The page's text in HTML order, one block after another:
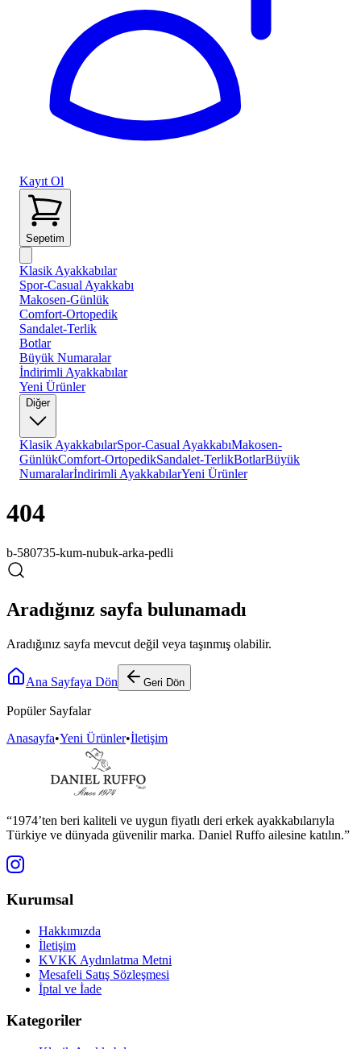
Kayıt Ol
Sepetim
Klasik Ayakkabılar
Spor-Casual Ayakkabı
Makosen-Günlük
Comfort-Ortopedik
Sandalet-Terlik
Botlar
Büyük Numaralar
İndirimli Ayakkabılar
Yeni Ürünler
Diğer
Klasik AyakkabılarSpor-Casual AyakkabıMakosen-
GünlükComfort-OrtopedikSandalet-TerlikBotlarBüyük
Numaralarİndirimli AyakkabılarYeni Ürünler
404
b-580735-kum-nubuk-arka-pedli
Aradığınız sayfa bulunamadı
Aradığınız sayfa mevcut değil veya taşınmış olabilir.
Ana Sayfaya Dön Geri Dön
Popüler Sayfalar
Anasayfa•Yeni Ürünler•İletişim
“1974’ten beri kaliteli ve uygun fiyatlı deri erkek ayakkabılarıyla
Türkiye ve dünyada güvenilir marka. Daniel Ruffo ailesine katılın.”
Kurumsal
Hakkımızda
İletişim
KVKK Aydınlatma Metni
Mesafeli Satış Sözleşmesi
İptal ve İade
Kategoriler